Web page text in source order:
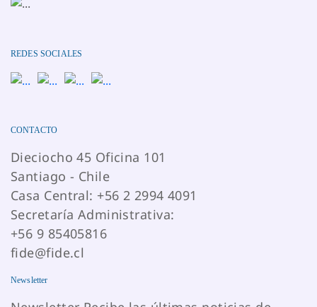
REDES SOCIALES
CONTACTO
Dieciocho 45 Oficina 101
Santiago - Chile
Casa Central: +56 2 2994 4091
Secretaría Administrativa:
+56 9 85405816
fide@fide.cl
Newsletter